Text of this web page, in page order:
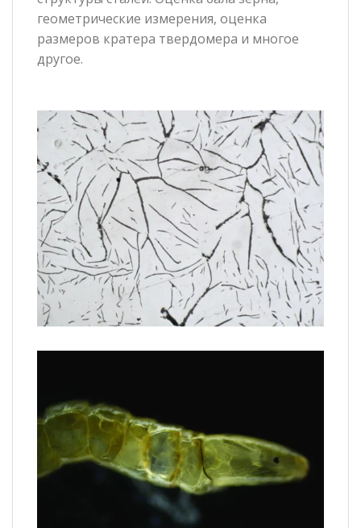
геометрические измерения, оценка
размеров кратера твердомера и многое
другое.